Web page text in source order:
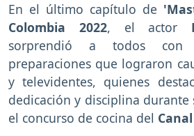
En el último capítulo de
Colombia 2022, el actor
sorprendió a todos con
preparaciones que lograron
y televidentes, quienes
dedicación y disciplina
el concurso de cocina del